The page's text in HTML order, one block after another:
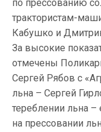
по прессованию
трактористам-
Кабушко и
За высокие
отмечены
Сергей Рябов с
льна – Сергей
тереблении льна
на прессовании